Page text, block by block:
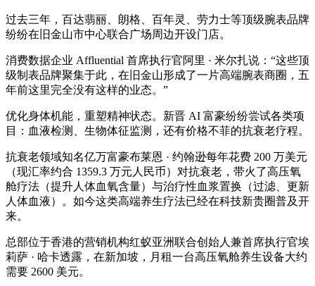
过去三年，百达翡丽、朗格、百年灵、劳力士等顶级腕表品牌
纷纷在旧金山市中心联合广场周边开设门店。
消费数据企业 Affluential 首席执行官阿里 · 米尔扎说：“这些顶
级制表品牌聚集于此，在旧金山形成了一片高端腕表商圈，五
年前这里完全没有这样的业态。”
优化身体机能，重塑精神状态。新晋 AI 富豪纷纷尝试各类项
目：血液检测、生物体征监测，还有价格不菲的抗衰老疗程。
抗衰老领域知名亿万富豪布莱恩 · 约翰逊每年花费 200 万美元
（现汇率约合 1359.3 万元人民币）对抗衰老，带火了高压氧
舱疗法（提升人体血氧含量）与治疗性血浆置换（过滤、更新
人体血液）。如今这类高端养生疗法已经在科技新贵圈普及开
来。
总部位于香港的营销机构红蚁亚洲联合创始人兼首席执行官埃
莉萨 · 哈卡透露，在新加坡，月租一台高压氧舱养生设备大约
需要 2600 美元。